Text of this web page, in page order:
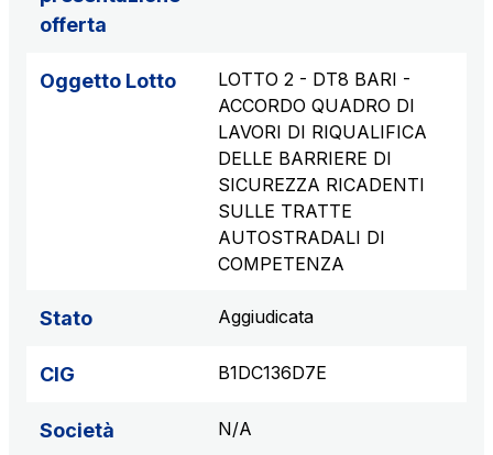
offerta
Oggetto Lotto
LOTTO 2 - DT8 BARI -
ACCORDO QUADRO DI
LAVORI DI RIQUALIFICA
DELLE BARRIERE DI
SICUREZZA RICADENTI
SULLE TRATTE
AUTOSTRADALI DI
COMPETENZA
Stato Aggiudicata
CIG B1DC136D7E
Società N/A